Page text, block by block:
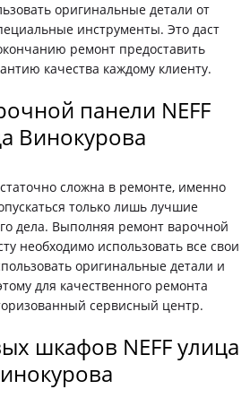
оригинальные детали от
инструменты. Это даст
ремонт предоставить
качества каждому клиенту.
панели NEFF
Винокурова
сложна в ремонте, именно
только лишь лучшие
дела. Выполняя ремонт варочной
необходимо использовать все свои
оригинальные детали и
для качественного ремонта
сервисный центр.
шкафов NEFF улица